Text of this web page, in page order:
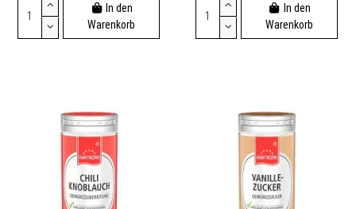
In den
Warenkorb
In den
Warenkorb